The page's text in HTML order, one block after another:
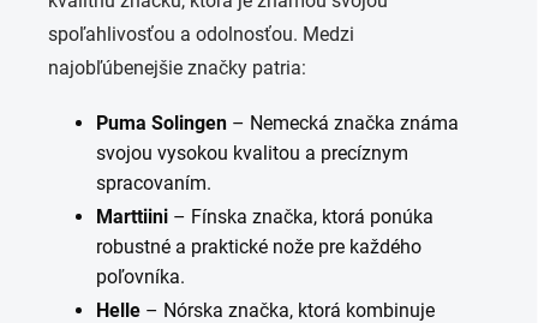
spoľahlivosťou a odolnosťou. Medzi
najobľúbenejšie značky patria:
Puma Solingen – Nemecká značka známa
svojou vysokou kvalitou a precíznym
spracovaním.
Marttiini – Fínska značka, ktorá ponúka
robustné a praktické nože pre každého
poľovníka.
Helle – Nórska značka, ktorá kombinuje